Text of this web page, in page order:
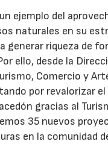
ejemplo del
naturales en su
generar riqueza de
ello, desde la
Comercio y
por revalorizar
gracias al
35 nuevos
en la comunidad